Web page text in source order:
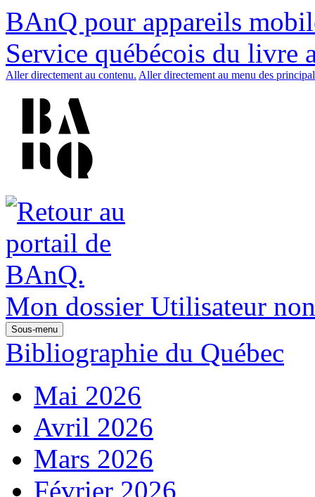
BAnQ pour appareils
Service québécois du livre
Aller directement au contenu. Aller directement au menu des
Mon dossier Utilisateur
Sous-menu
Bibliographie du Québec
Mai 2026
Avril 2026
Mars 2026
Février 2026